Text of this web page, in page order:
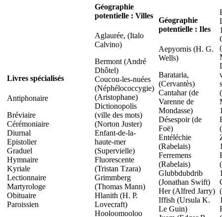
Livres spécialisés
Antiphonaire
Bréviaire
Cérémoniaire
Diurnal
Epistolier
Graduel
Hymnaire
Kyriale
Lectionnaire
Martyrologe
Obituaire
Paroissien
Géographie
potentielle : Villes
Aglaurée, (Italo
Calvino)
Bermont (André
Dhôtel)
Coucou-les-nuées
(Néphélococcygie)
(Aristophane)
Dictionopolis
(ville des mots)
(Norton Juster)
Enfant-de-la-
haute-mer
(Supervielle)
Fluorescente
(Tristan Tzara)
Grimmberg
(Thomas Mann)
Hlanith (H. P.
Lovecraft)
Hooloomooloo
Géographie
potentielle : Iles
Aepyornis (H. G.
Wells)
Barataria,
(Cervantès)
Cantahar (de
Varenne de
Mondasse)
Désespoir (de
Foë)
Entéléchie
(Rabelais)
Ferremens
(Rabelais)
Glubbdubdrib
(Jonathan Swift)
Her (Alfred Jarry)
Iffish (Ursula K.
Le Guin)